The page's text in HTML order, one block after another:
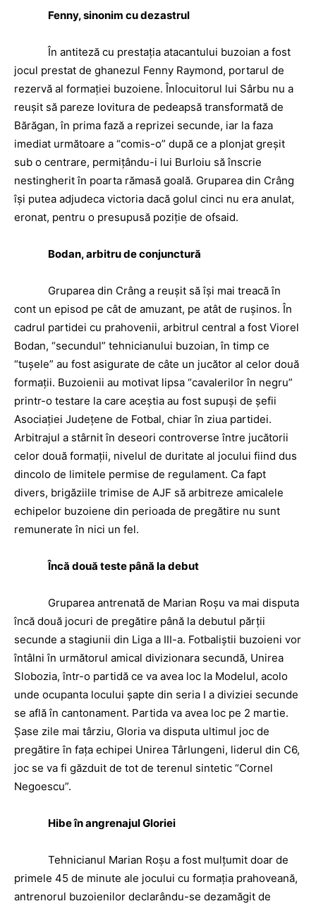
Fenny, sinonim cu dezastrul
În antiteză cu prestaţia atacantului buzoian a fost
jocul prestat de ghanezul Fenny Raymond, portarul de
rezervă al formaţiei buzoiene. Înlocuitorul lui Sârbu nu a
reuşit să pareze lovitura de pedeapsă transformată de
Bărăgan, în prima fază a reprizei secunde, iar la faza
imediat următoare a “comis-o” după ce a plonjat greşit
sub o centrare, permiţându-i lui Burloiu să înscrie
nestingherit în poarta rămasă goală. Gruparea din Crâng
îşi putea adjudeca victoria dacă golul cinci nu era anulat,
eronat, pentru o presupusă poziţie de ofsaid.
Bodan, arbitru de conjunctură
Gruparea din Crâng a reuşit să îşi mai treacă în
cont un episod pe cât de amuzant, pe atât de ruşinos. În
cadrul partidei cu prahovenii, arbitrul central a fost Viorel
Bodan, “secundul” tehnicianului buzoian, în timp ce
“tuşele” au fost asigurate de câte un jucător al celor două
formaţii. Buzoienii au motivat lipsa “cavalerilor în negru”
printr-o testare la care aceştia au fost supuşi de şefii
Asociaţiei Judeţene de Fotbal, chiar în ziua partidei.
Arbitrajul a stârnit în deseori controverse între jucătorii
celor două formaţii, nivelul de duritate al jocului fiind dus
dincolo de limitele permise de regulament. Ca fapt
divers, brigăziile trimise de AJF să arbitreze amicalele
echipelor buzoiene din perioada de pregătire nu sunt
remunerate în nici un fel.
Încă două teste până la debut
Gruparea antrenată de Marian Roşu va mai disputa
încă două jocuri de pregătire până la debutul părţii
secunde a stagiunii din Liga a III-a. Fotbaliştii buzoieni vor
întâlni în următorul amical divizionara secundă, Unirea
Slobozia, într-o partidă ce va avea loc la Modelul, acolo
unde ocupanta locului şapte din seria I a diviziei secunde
se află în cantonament. Partida va avea loc pe 2 martie.
Şase zile mai târziu, Gloria va disputa ultimul joc de
pregătire în faţa echipei Unirea Târlungeni, liderul din C6,
joc se va fi găzduit de tot de terenul sintetic “Cornel
Negoescu”.
Hibe în angrenajul Gloriei
Tehnicianul Marian Roşu a fost mulţumit doar de
primele 45 de minute ale jocului cu formaţia prahoveană,
antrenorul buzoienilor declarându-se dezamăgit de